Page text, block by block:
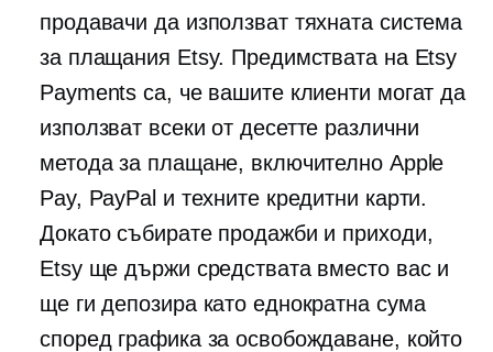
продавачи да използват тяхната система
за плащания Etsy. Предимствата на Etsy
Payments са, че вашите клиенти могат да
използват всеки от десетте различни
метода за плащане, включително Apple
Pay, PayPal и техните кредитни карти.
Докато събирате продажби и приходи,
Etsy ще държи средствата вместо вас и
ще ги депозира като еднократна сума
според графика за освобождаване, който